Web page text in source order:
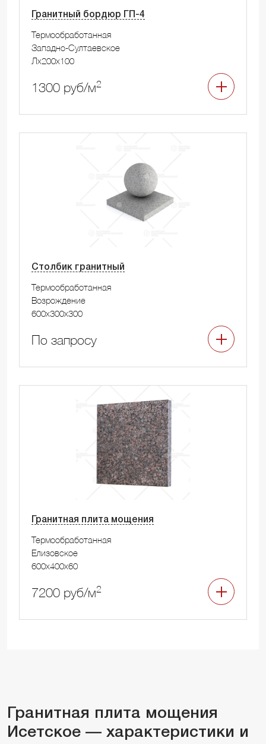
Гранитный бордюр ГП-4
Термообработанная
Западно-Султаевское
Лx200x100
1300 руб/м2
Столбик гранитный
Термообработанная
Возрождение
600x300x300
По запросу
Гранитная плита мощения
Термообработанная
Елизовское
600x400x60
7200 руб/м2
Гранитная плита мощения
Исетское — характеристики и